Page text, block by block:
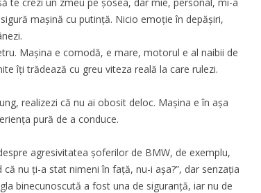
mașină cu putință. Nicio emoție în depășiri,
Mașina e comodă, e mare, motorul e al naibii de
îți trădează cu greu viteza reală la care rulezi.
realizezi că nu ai obosit deloc. Mașina e în așa
pură de a conduce.
agresivitatea șoferilor de BMW, de exemplu,
nu ți-a stat nimeni în față, nu-i așa?”, dar senzația
binecunoscută a fost una de siguranță, iar nu de